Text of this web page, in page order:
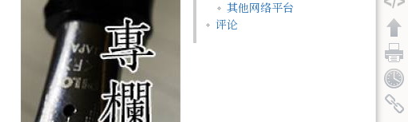
其他网络平台
评论